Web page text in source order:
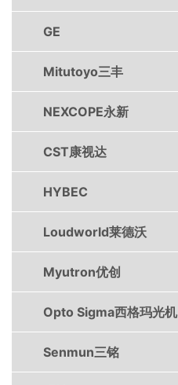
GE
Mitutoyo三丰
NEXCOPE永新
CST康视达
HYBEC
Loudworld莱德沃
Myutron优创
Opto Sigma西格玛光机
Senmun三铭